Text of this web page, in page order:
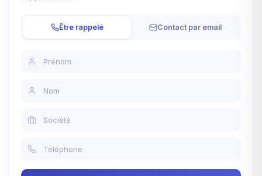
Être rappelé Contact par email